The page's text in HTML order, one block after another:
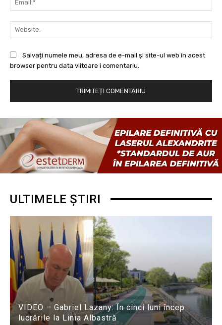
Salvați numele meu, adresa de e-mail și site-ul web în acest
browser pentru data viitoare i comentariu.
ULTIMELE ȘTIRI
VIDEO – Gabriel Lazany: În cinci luni încep
lucrările la Linia Albastră